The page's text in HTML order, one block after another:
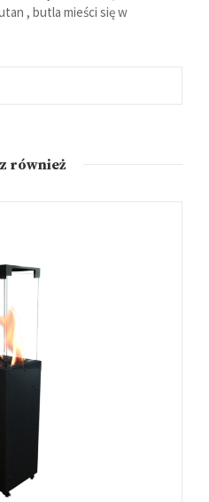
, butla mieści się w
również